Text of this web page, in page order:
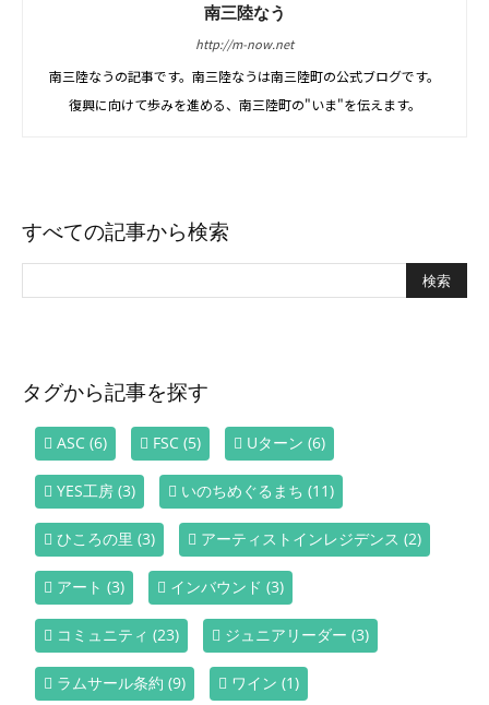
南三陸なう
http://m-now.net
南三陸なうの記事です。南三陸なうは南三陸町の公式ブログです。
復興に向けて歩みを進める、南三陸町の"いま"を伝えます。
すべての記事から検索
タグから記事を探す
ASC (6) FSC (5) Uターン (6)
YES工房 (3) いのちめぐるまち (11)
ひころの里 (3) アーティストインレジデンス (2)
アート (3) インバウンド (3)
コミュニティ (23) ジュニアリーダー (3)
ラムサール条約 (9) ワイン (1)